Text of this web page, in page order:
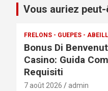
publications
Vous auriez
FRELONS - GUEPES -
Bonus Di
Casino: Guida
Requisiti
7 août 2026 admin